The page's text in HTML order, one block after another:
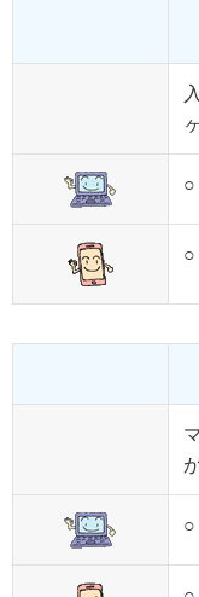
○
○
○